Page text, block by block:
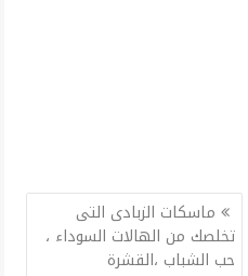
ماسكات الزبادى التى
تخلصك من الهالات السوداء ،
حب الشباب ،القشرة